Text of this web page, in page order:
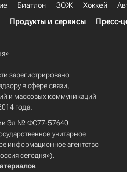
Биатлон ЗОЖ Хоккей
Продукты и сервисы Пресс-
зарегистрировано
в сфере связи,
и массовых коммуникаций
года.
Эл № ФС77-57640
унитарное
информационное агентство
сегодня»).